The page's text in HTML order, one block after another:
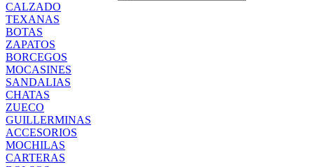
CALZADO
TEXANAS
BOTAS
ZAPATOS
BORCEGOS
MOCASINES
SANDALIAS
CHATAS
ZUECO
GUILLERMINAS
ACCESORIOS
MOCHILAS
CARTERAS